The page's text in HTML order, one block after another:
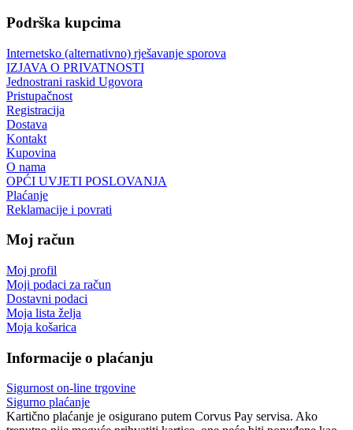
Podrška kupcima
Internetsko (alternativno) rješavanje sporova
IZJAVA O PRIVATNOSTI
Jednostrani raskid Ugovora
Pristupačnost
Registracija
Dostava
Kontakt
Kupovina
O nama
OPĆI UVJETI POSLOVANJA
Plaćanje
Reklamacije i povrati
Moj račun
Moj profil
Moji podaci za račun
Dostavni podaci
Moja lista želja
Moja košarica
Informacije o plaćanju
Sigurnost on-line trgovine
Sigurno plaćanje
Kartično plaćanje je osigurano putem Corvus Pay servisa. Ako